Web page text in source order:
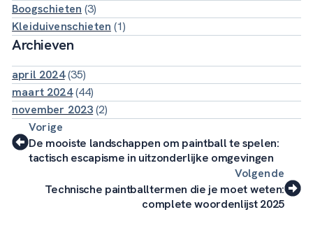
Boogschieten (3)
Kleiduivenschieten (1)
Archieven
april 2024(35)
maart 2024(44)
november 2023(2)
Vorige
De mooiste landschappen om paintball te spelen:
tactisch escapisme in uitzonderlijke omgevingen
Volgende
Technische paintballtermen die je moet weten:
complete woordenlijst 2025